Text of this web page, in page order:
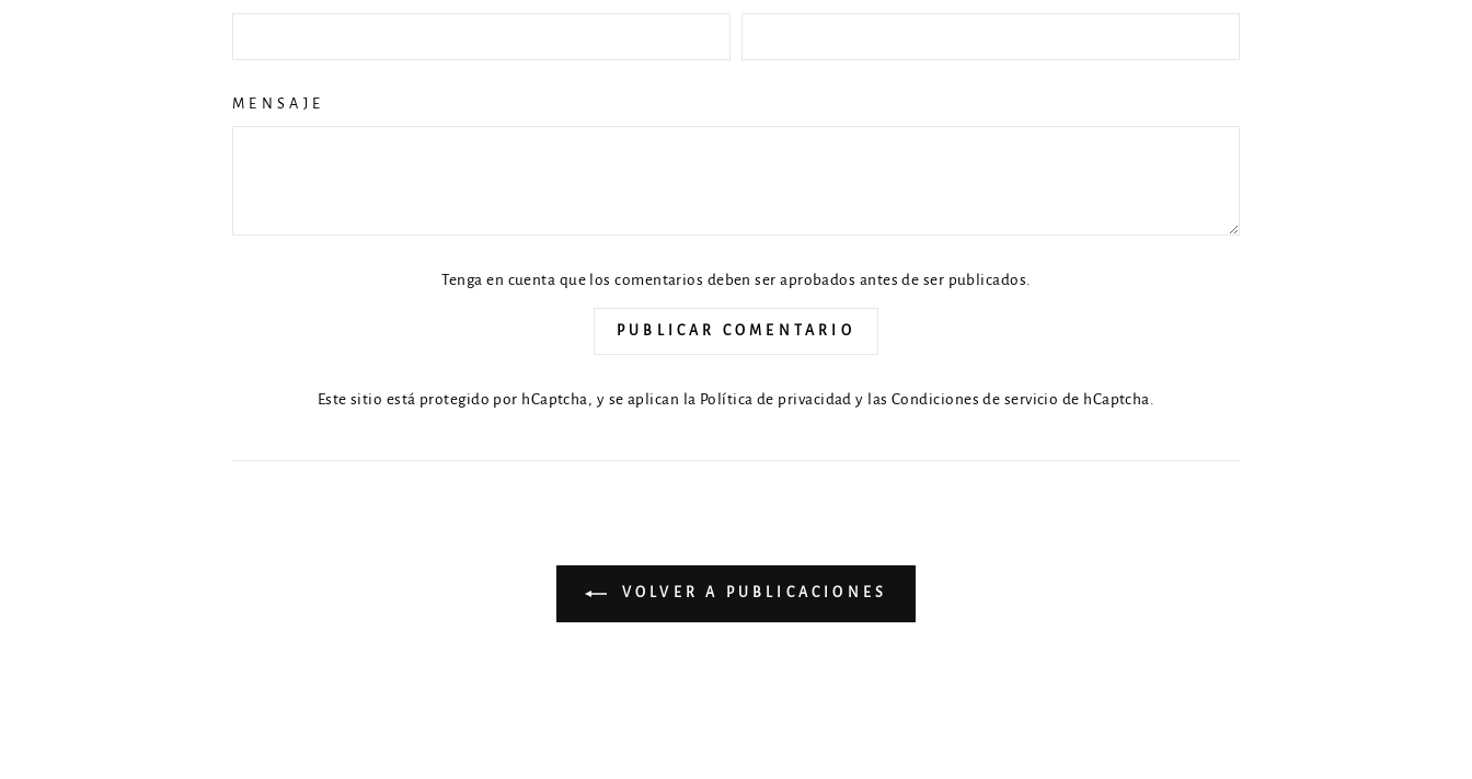
MENSAJE
Tenga en cuenta que los comentarios deben ser aprobados antes de ser publicados.
PUBLICAR COMENTARIO
Este sitio está protegido por hCaptcha, y se aplican la Política de privacidad y lasCondiciones de servicio de hCaptcha.
VOLVER A PUBLICACIONES